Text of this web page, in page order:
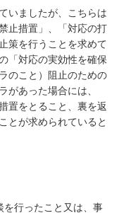
いましたが、こちらは
止措置」、「対応の打
策を行うことを求めて
「対応の実効性を確保
のこと）阻止のための
があった場合には、
置をとること、裏を返
とが求められていると
を行ったこと又は、事